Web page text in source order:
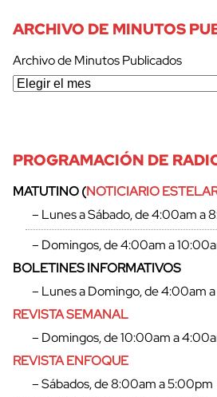
ARCHIVO DE MINUTOS
Archivo de Minutos Publicados
PROGRAMACIÓN DE
MATUTINO (NOTICIARIO
– Lunes a Sábado, de 4:00am a
– Domingos, de 4:00am a
BOLETINES INFORMATIVOS
– Lunes a Domingo, de 4:00am
REVISTA SEMANAL
– Domingos, de 10:00am a
REVISTA ENFOQUE
– Sábados, de 8:00am a 5:00pm